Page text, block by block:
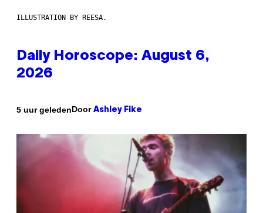
ILLUSTRATION BY REESA.
Daily Horoscope: August 6,
2026
5 uur geledenDoor Ashley Fike